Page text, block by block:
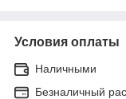
Условия оплаты
Наличными
Безналичный